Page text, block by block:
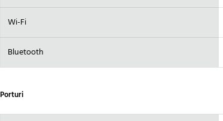
Wi-Fi
Bluetooth
Porturi